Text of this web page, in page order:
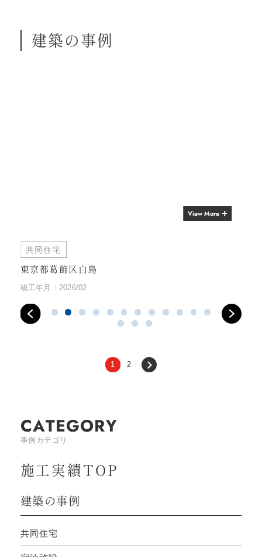
建築の事例
View More
共同住宅
東京都葛飾区白鳥
竣工年月：2026/02
1 2
CATEGORY
事例カテゴリ
施工実績TOP
建築の事例
共同住宅